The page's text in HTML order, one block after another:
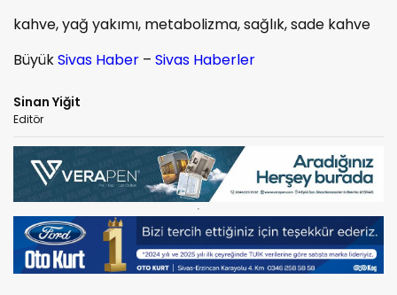
kahve, yağ yakımı, metabolizma, sağlık, sade kahve
BüyükSivas Haber – Sivas Haberler
Sinan Yiğit
Editör